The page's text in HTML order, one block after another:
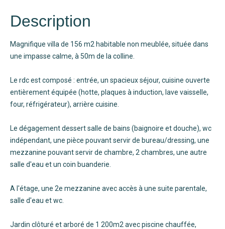
Description
Magnifique villa de 156 m2 habitable non meublée, située dans
une impasse calme, à 50m de la colline.
Le rdc est composé : entrée, un spacieux séjour, cuisine ouverte
entièrement équipée (hotte, plaques à induction, lave vaisselle,
four, réfrigérateur), arrière cuisine.
Le dégagement dessert salle de bains (baignoire et douche), wc
indépendant, une pièce pouvant servir de bureau/dressing, une
mezzanine pouvant servir de chambre, 2 chambres, une autre
salle d'eau et un coin buanderie.
A l'étage, une 2e mezzanine avec accès à une suite parentale,
salle d'eau et wc.
Jardin clôturé et arboré de 1 200m2 avec piscine chauffée,